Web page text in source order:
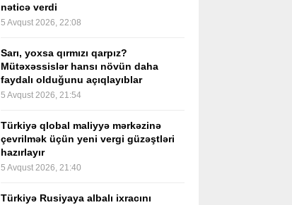
nəticə verdi
5 Avqust 2026, 22:08
Sarı, yoxsa qırmızı qarpız?
Mütəxəssislər hansı növün daha
faydalı olduğunu açıqlayıblar
5 Avqust 2026, 21:54
Türkiyə qlobal maliyyə mərkəzinə
çevrilmək üçün yeni vergi güzəştləri
hazırlayır
5 Avqust 2026, 21:40
Türkiyə Rusiyaya albalı ixracını